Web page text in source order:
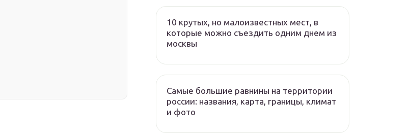
10 крутых, но малоизвестных мест, в
которые можно съездить одним днем из
москвы
Самые большие равнины на территории
россии: названия, карта, границы, климат
и фото